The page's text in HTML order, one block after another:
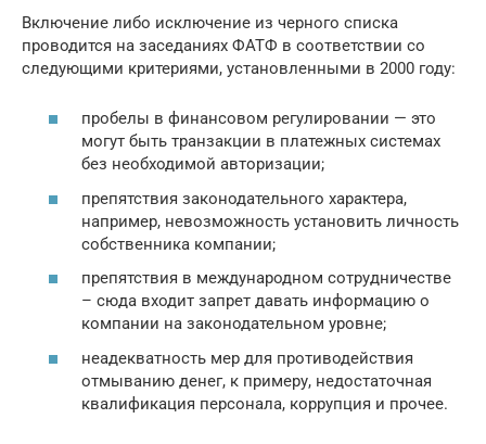
Включение либо исключение из черного списка
проводится на заседаниях ФАТФ в соответствии со
следующими критериями, установленными в 2000 году:
пробелы в финансовом регулировании — это
могут быть транзакции в платежных системах
без необходимой авторизации;
препятствия законодательного характера,
например, невозможность установить личность
собственника компании;
препятствия в международном сотрудничестве
– сюда входит запрет давать информацию о
компании на законодательном уровне;
неадекватность мер для противодействия
отмыванию денег, к примеру, недостаточная
квалификация персонала, коррупция и прочее.